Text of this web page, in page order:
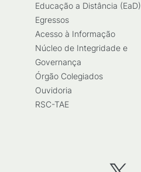
Educação a Distância (EaD)
Egressos
Acesso à Informação
Núcleo de Integridade e
Governança
Órgão Colegiados
Ouvidoria
RSC-TAE